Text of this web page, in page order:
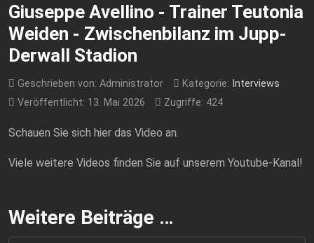
Giuseppe Avellino - Trainer Teutonia
Weiden - Zwischenbilanz im Jupp-
Derwall Stadion
Geschrieben von: Administrator Kategorie: Interviews
Veröffentlicht: 13. Mai 2026
Zugriffe: 424
Schauen Sie sich hier das Video an.
Viele weitere Videos finden Sie auf unserem Youtube-Kanal!
Weitere Beiträge …